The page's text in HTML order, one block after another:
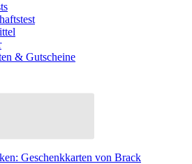
& Gutscheine
Geschenkkarten von Brack